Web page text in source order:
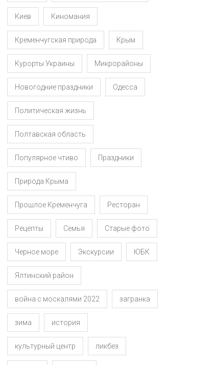
Киев Киномания
Кременчугская природа Крым
Курорты Украины Микрорайоны
Новогодние праздники Одесса
Политическая жизнь
Полтавская область
Популярное чтиво Праздники
Природа Крыма
Прошлое Кременчуга Ресторан
Рецепты Семья Старые фото
Черное море Экскурсии ЮБК
Ялтинский район
война с москалями 2022 загранка
зима история
культурный центр ликбез